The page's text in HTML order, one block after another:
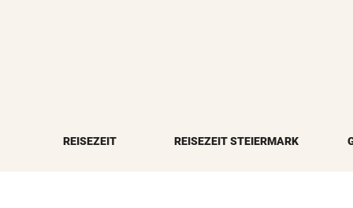
REISEZEIT REISEZEIT STEIERMARK